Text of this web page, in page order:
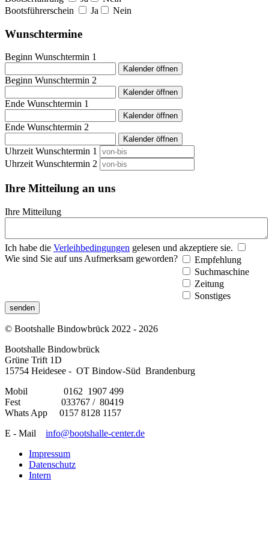
Bootsführerschein
Ja Nein
Wunschtermine
Beginn Wunschtermin 1
Kalender öffnen
Beginn Wunschtermin 2
Kalender öffnen
Ende Wunschtermin 1
Kalender öffnen
Ende Wunschtermin 2
Kalender öffnen
Uhrzeit Wunschtermin 1
Uhrzeit Wunschtermin 2
Ihre Mitteilung an uns
Ihre Mitteilung
Ich habe die Verleihbedingungen gelesen und akzeptiere sie.
Wie sind Sie auf uns Aufmerksam geworden?
Empfehlung
Suchmaschine
Zeitung
Sonstiges
senden
© Bootshalle Bindowbrück 2022 - 2026
Bootshalle Bindowbrück
Grüne Trift 1D
15754 Heidesee - OT Bindow-Süd Brandenburg
Mobil 0162 1907 499
Fest 033767 / 80419
Whats App 0157 8128 1157
E - Mail info@bootshalle-center.de
Impressum
Datenschutz
Intern